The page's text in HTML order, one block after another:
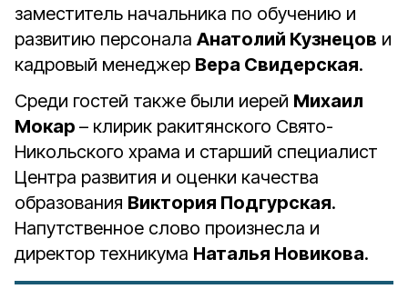
заместитель начальника по обучению и
развитию персонала Анатолий Кузнецов и
кадровый менеджер Вера Свидерская.
Среди гостей также были иерей Михаил
Мокар – клирик ракитянского Свято-
Никольского храма и старший специалист
Центра развития и оценки качества
образования Виктория Подгурская.
Напутственное слово произнесла и
директор техникума Наталья Новикова.